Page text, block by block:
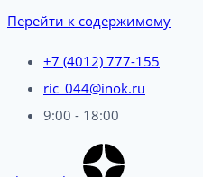
Перейти к содержимому
+7 (4012) 777-155
ric_044@inok.ru
9:00 - 18:00